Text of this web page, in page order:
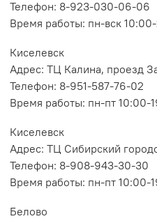
Телефон: 8-923-030-06-06
Время работы: пн-вск
Киселевск
Адрес: ТЦ Калина, проезд
Телефон: 8-951-587-76-02
Время работы: пн-пт 10:00-
Киселевск
Адрес: ТЦ Сибирский
Телефон: 8-908-943-30-30
Время работы: пн-пт 10:00-
Белово